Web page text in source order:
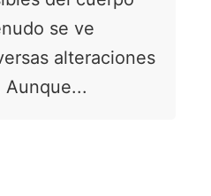
se ve
alteraciones
Aunque...